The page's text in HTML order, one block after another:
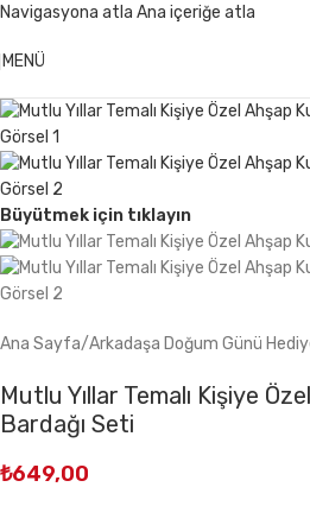
Navigasyona atla Ana içeriğe atla
MENÜ
Büyütmek için tıklayın
Ana Sayfa/Arkadaşa Doğum Günü
Mutlu Yıllar Temalı Kişiye
Bardağı Seti
₺649,00